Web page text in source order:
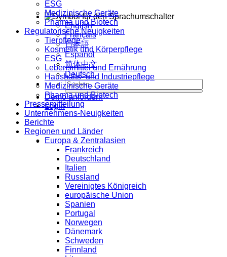
English
Français
日本語
Español
简体中文
Deutsch
Demo anfordern
Login
ESG
Medizinische Geräte
Pharma und Biotech
Regulatorische Neuigkeiten
Tierpflege
Kosmetik und Körperpflege
ESG
Lebensmittel und Ernährung
Haushalts- und Industriepflege
Medizinische Geräte
Pharma und Biotech
Pressemitteilung
Unternehmens-Neuigkeiten
Berichte
Regionen und Länder
Europa & Zentralasien
Frankreich
Deutschland
Italien
Russland
Vereinigtes Königreich
europäische Union
Spanien
Portugal
Norwegen
Dänemark
Schweden
Finnland